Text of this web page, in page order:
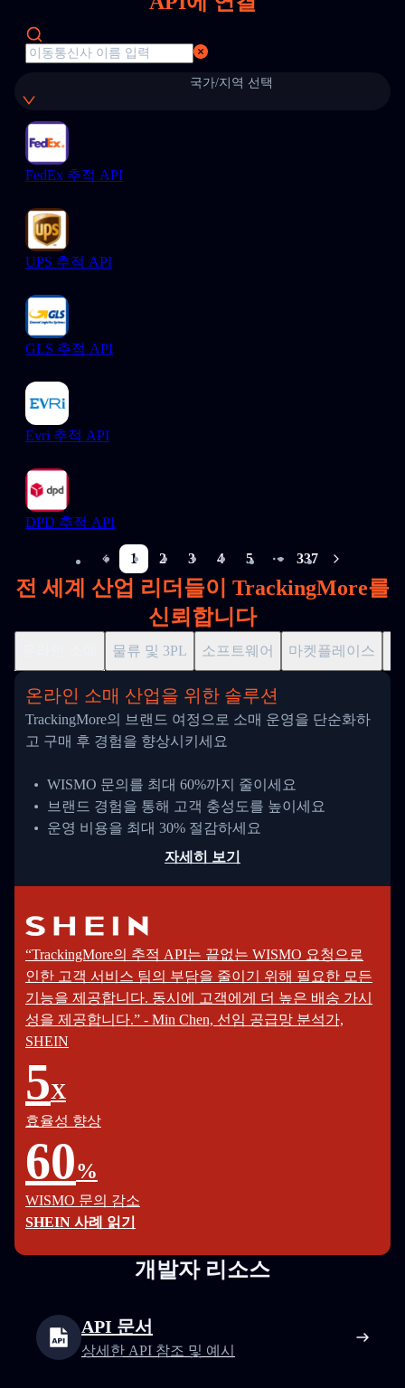
국가/지역 선택
FedEx 추적 API
UPS 추적 API
GLS 추적 API
Evri 추적 API
DPD 추적 API
1 2 3 4 5
More pages
337
전 세계 산업 리더들이 TrackingMore를
신뢰합니다
물류 및 3PL 소프트웨어 마켓플레이스
온라인 소매 산업을 위한 솔루션
TrackingMore의 브랜드 여정으로 소매 운영을 단순화하
고 구매 후 경험을 향상시키세요
WISMO 문의를 최대 60%까지 줄이세요
브랜드 경험을 통해 고객 충성도를 높이세요
운영 비용을 최대 30% 절감하세요
자세히 보기
“TrackingMore의 추적 API는 끝없는 WISMO 요청으로
인한 고객 서비스 팀의 부담을 줄이기 위해 필요한 모든
기능을 제공합니다. 동시에 고객에게 더 높은 배송 가시
성을 제공합니다.” - Min Chen, 선임 공급망 분석가,
SHEIN
5X
효율성 향상
60%
WISMO 문의 감소
SHEIN 사례 읽기
개발자 리소스
API 문서
상세한 API 참조 및 예시